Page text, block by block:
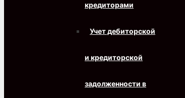
кредиторами
Учет дебиторской
и кредиторской
задолженности в